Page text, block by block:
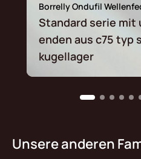
Borrelly Ondufil
Standard serie mit
enden aus c75 typ
kugellager
Unsere anderen